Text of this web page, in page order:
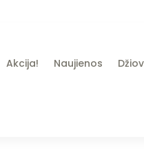
Akcija! Naujienos